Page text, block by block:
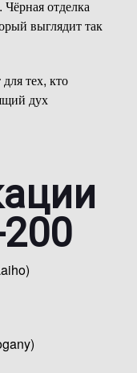
отделка
выглядит так
тех, кто
дух
200